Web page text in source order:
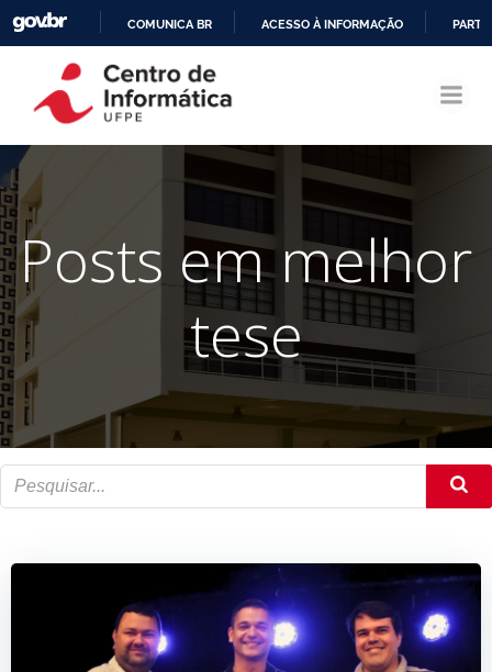
CONTEÚDO
COMUNICA BR ACESSO À INFORMAÇÃO
Posts em melhor
tese